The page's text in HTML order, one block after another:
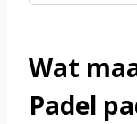
Wat
Padel